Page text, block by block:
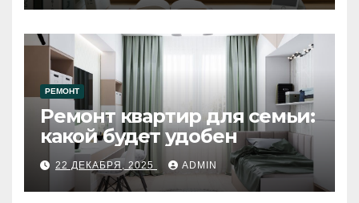
РЕМОНТ
Ремонт квартир для семьи:
какой будет удобен
22 ДЕКАБРЯ, 2025 ADMIN